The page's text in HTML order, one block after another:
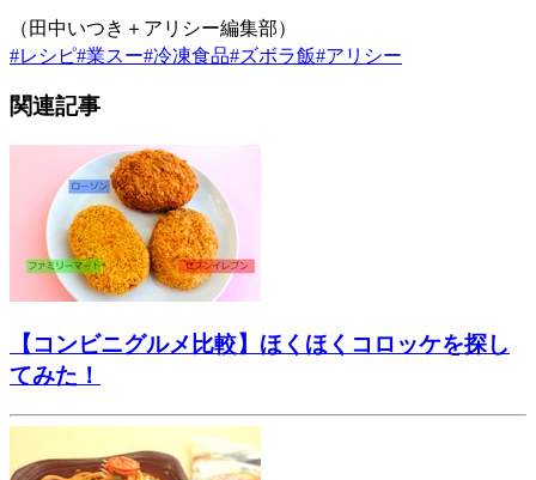
（田中いつき＋アリシー編集部）
#レシピ#業スー#冷凍食品#ズボラ飯#アリシー
関連記事
【コンビニグルメ比較】ほくほくコロッケを探し
てみた！